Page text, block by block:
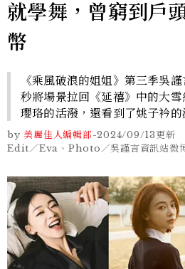
就學舞，曾窮到戶
幣
《乘風破浪的姐姐》第三季吳
秒將場景拉回《延禧》中的大
瓔珞的活潑，還看到了姚子衿的
by 美麗佳人編輯部-2024/09/13更新
Edit／Eva、Photo／吳謹言資訊站微